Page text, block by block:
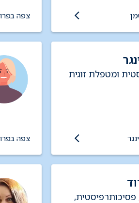
צפה
ומטפלת זוגית
צפה
פסיכותרפיסטית,